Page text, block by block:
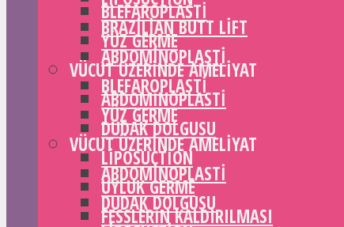
BLEFAROPLASTI
YÜZ GERME
VÜCUT ÜZERINDE AMELIYAT
ABDOMINOPLASTI
DUDAK DOLGUSU
LIPOSUCTION
UYLUK GERME
FESSLERIN KALDIRILMASI
BRAZILIAN BUTT LIFT
ABDOMINOPLASTI
BLEFAROPLASTI
YÜZ GERME
VÜCUT ÜZERINDE AMELIYAT
ABDOMINOPLASTI
DUDAK DOLGUSU